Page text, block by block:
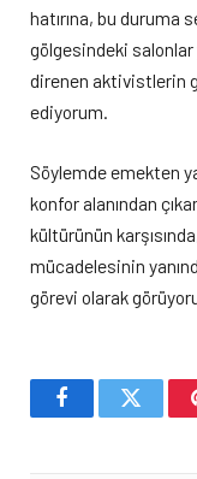
hatırına, bu duruma
gölgesindeki
direnen aktivistlerin
ediyorum.
Söylemde emekten
konfor alanından
kültürünün
mücadelesinin
görevi olarak
FacebookTwitter